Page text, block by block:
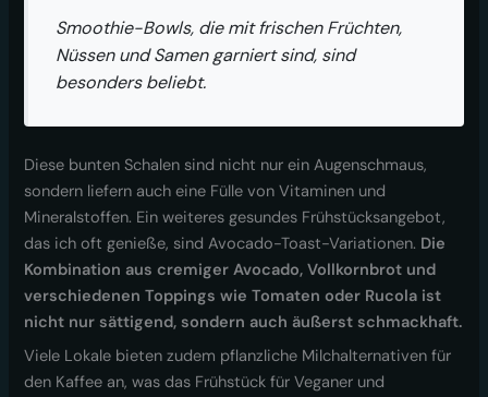
Smoothie-Bowls, die mit frischen Früchten,
Nüssen und Samen garniert sind, sind
besonders beliebt.
Diese bunten Schalen sind nicht nur ein Augenschmaus,
sondern liefern auch eine Fülle von Vitaminen und
Mineralstoffen. Ein weiteres gesundes Frühstücksangebot,
das ich oft genieße, sind Avocado-Toast-Variationen. Die
Kombination aus cremiger Avocado, Vollkornbrot und
verschiedenen Toppings wie Tomaten oder Rucola ist
nicht nur sättigend, sondern auch äußerst schmackhaft.
Viele Lokale bieten zudem pflanzliche Milchalternativen für
den Kaffee an, was das Frühstück für Veganer und